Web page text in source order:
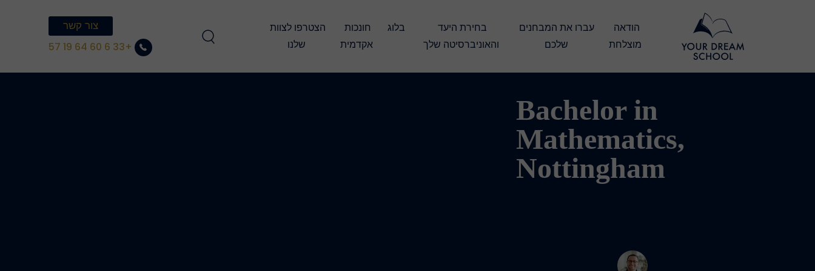
מוצלחת
שלכם
בחירת היעד
והאוניברסיטה שלך
בלוג
חונכות
אקדמית
שלנו
צור קשר
+33 6 60 64 19 57
Bachelor in
Mathematics,
Nottingham